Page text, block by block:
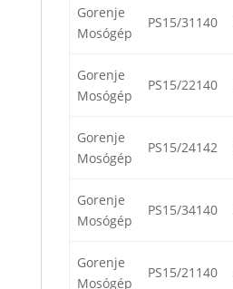
Gorenje
Mosógép
PS15/31140
Gorenje
Mosógép
PS15/22140
Gorenje
Mosógép
PS15/24142
Gorenje
Mosógép
PS15/34140
Gorenje
Mosógép
PS15/21140